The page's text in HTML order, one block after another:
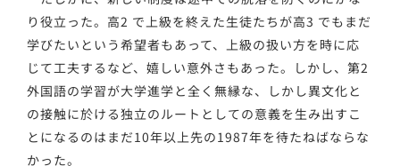
り役立った。高2 で上級を終えた生徒たちが高3 でもまだ
学びたいという希望者もあって、上級の扱い方を時に応
じて工夫するなど、嬉しい意外さもあった。しかし、第2
外国語の学習が大学進学と全く無縁な、しかし異文化と
の接触に於ける独立のルートとしての意義を生み出すこ
とになるのはまだ10年以上先の1987年を待たねばならな
かった。